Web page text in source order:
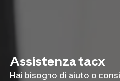
Assistenza tacx
Hai bisogno di aiuto o